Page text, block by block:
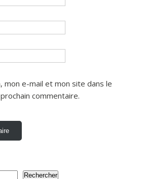
mon e-mail et mon site dans le
commentaire.
Rechercher